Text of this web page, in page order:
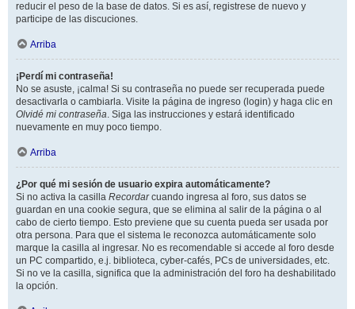
reducir el peso de la base de datos. Si es así, registrese de nuevo y
participe de las discuciones.
Arriba
¡Perdí mi contraseña!
No se asuste, ¡calma! Si su contraseña no puede ser recuperada puede
desactivarla o cambiarla. Visite la página de ingreso (login) y haga clic en
Olvidé mi contraseña. Siga las instrucciones y estará identificado
nuevamente en muy poco tiempo.
Arriba
¿Por qué mi sesión de usuario expira automáticamente?
Si no activa la casilla Recordarcuando ingresa al foro, sus datos se
guardan en una cookie segura, que se elimina al salir de la página o al
cabo de cierto tiempo. Esto previene que su cuenta pueda ser usada por
otra persona. Para que el sistema le reconozca automáticamente solo
marque la casilla al ingresar. No es recomendable si accede al foro desde
un PC compartido, e.j. biblioteca, cyber-cafés, PCs de universidades, etc.
Si no ve la casilla, significa que la administración del foro ha deshabilitado
la opción.